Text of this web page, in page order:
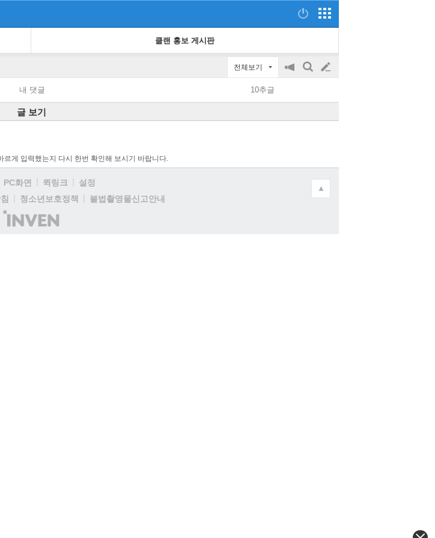
클랜 홍보 게시판
전체보기
공
on/off
검
글
쓰
기
내 댓글 10추글
글 보기
게 입력했는지 다시 한번 확인해 보시기 바랍니다.
PC화면 퀵링크
설정
청소년보호정책
불법촬영물신고안내
(주)
인
▲